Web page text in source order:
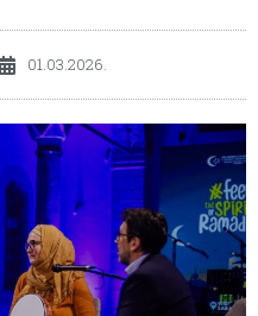
01.03.2026.